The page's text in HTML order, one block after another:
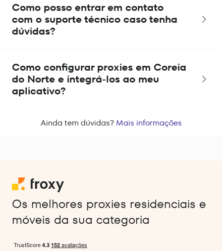
Como posso entrar em contato
com o suporte técnico caso tenha
dúvidas?
Como configurar proxies em Coreia
do Norte e integrá-los ao meu
aplicativo?
Ainda tem dúvidas? Mais informações
Os melhores proxies residenciais e
móveis da sua categoria